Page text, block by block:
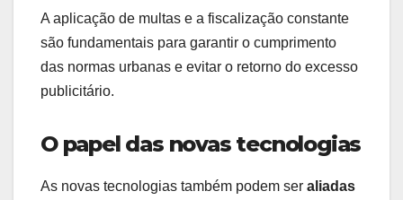
A aplicação de multas e a fiscalização constante
são fundamentais para garantir o cumprimento
das normas urbanas e evitar o retorno do excesso
publicitário.
O papel das novas tecnologias
As novas tecnologias também podem ser aliadas